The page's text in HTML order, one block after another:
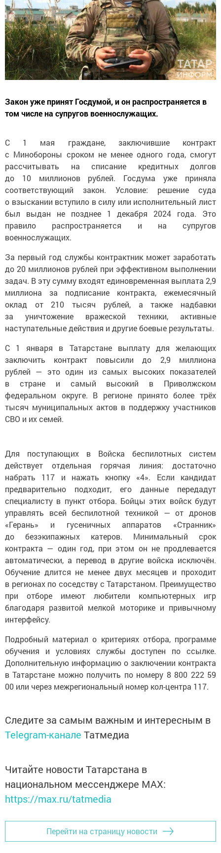
Закон уже принят Госдумой, и он распространяется в
том числе на супругов военнослужащих.
С 1 мая граждане, заключившие контракт
с Минобороны сроком не менее одного года, смогут
рассчитывать на списание кредитных долгов
до 10 миллионов рублей. Госдума уже приняла
соответствующий закон. Условие: решение суда
о взыскании вступило в силу или исполнительный лист
был выдан не позднее 1 декабря 2024 года. Это
правило распространяется и на супругов
военнослужащих.
За первый год службы контрактник может заработать
до 20 миллионов рублей при эффективном выполнении
задач. В эту сумму входят единовременная выплата 2,9
миллиона за подписание контракта, ежемесячный
оклад от 210 тысяч рублей, а также надбавки
за уничтожение вражеской техники, активные
наступательные действия и другие боевые результаты.
С 1 января в Татарстане выплату для желающих
заключить контракт повысили до 2,9 миллиона
рублей — это один из самых высоких показателей
в стране и самый высокий в Приволжском
федеральном округе. В регионе принято более трёх
тысяч муниципальных актов в поддержку участников
СВО и их семей.
Для поступающих в Войска беспилотных систем
действует отдельная горячая линия: достаточно
набрать 117 и нажать кнопку «4». Если кандидат
предварительно подходит, его данные передадут
специалисту в пункт отбора. Бойцы этих войск будут
управлять всей беспилотной техникой — от дронов
«Герань» и гусеничных аппаратов «Странник»
до безэкипажных катеров. Минимальный срок
контракта — один год, при этом он не продлевается
автоматически, а перевод в другие войска исключён.
Обучение длится не менее двух месяцев и проходит
в регионах по соседству с Татарстаном. Преимущество
при отборе имеют любители компьютерных игр
благодаря развитой мелкой моторике и привычному
интерфейсу.
Подробный материал о критериях отбора, программе
обучения и условиях службы доступен по ссылке.
Дополнительную информацию о заключении контракта
в Татарстане можно получить по номеру 8 800 222 59
00 или через межрегиональный номер кол-центра 117.
Следите за самым важным и интересным в
Telegram-канале Татмедиа
Читайте новости Татарстана в
национальном мессенджере MАХ:
https://max.ru/tatmedia
Перейти на страницу новости